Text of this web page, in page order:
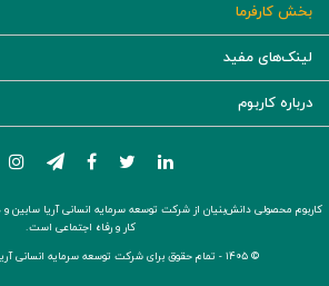
بخش کارفرما
لینک‌های مفید
درباره کاربوم
کاربوم محصولی دانش‌بنیان از شرکت توسعه سرمایه انسانی آریا سابین و
کار و رفاه اجتماعی است.
© ۱۴۰۵ -
تمام حقوق برای شرکت توسعه سرمایه انسانی